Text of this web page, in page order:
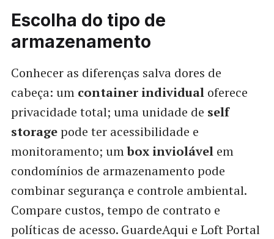
Escolha do tipo de
armazenamento
Conhecer as diferenças salva dores de
cabeça: um container individualoferece
privacidade total; uma unidade de self
storagepode ter acessibilidade e
monitoramento; umbox inviolávelem
condomínios de armazenamento pode
combinar segurança e controle ambiental.
Compare custos, tempo de contrato e
políticas de acesso. GuardeAqui e Loft Portal